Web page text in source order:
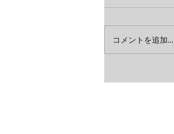
コメントを追加…